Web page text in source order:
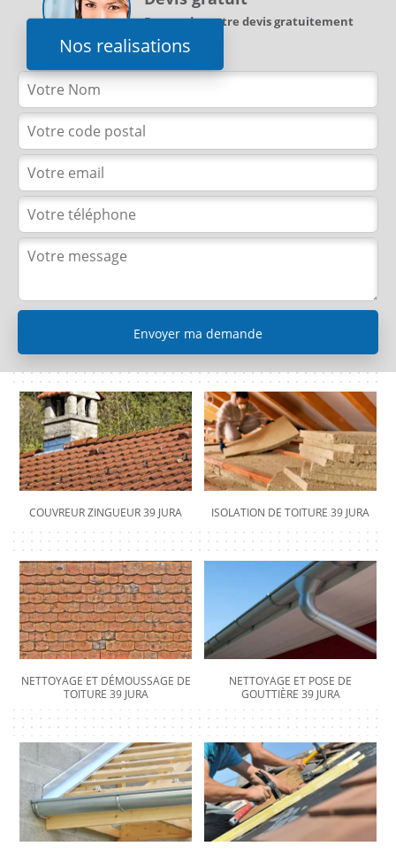
Nos realisations
Demandez votre devis gratuitement
COUVREUR ZINGUEUR 39 JURA ISOLATION DE TOITURE 39 JURA
NETTOYAGE ET DÉMOUSSAGE DE
TOITURE 39 JURA
NETTOYAGE ET POSE DE
GOUTTIÈRE 39 JURA